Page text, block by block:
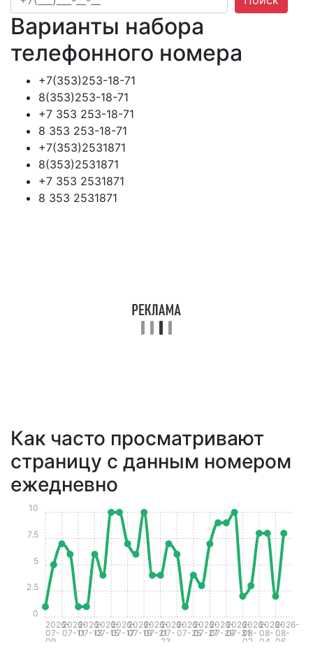
Варианты набора
телефонного номера
+7(353)253-18-71
8(353)253-18-71
+7 353 253-18-71
8 353 253-18-71
+7(353)2531871
8(353)2531871
+7 353 2531871
8 353 2531871
Как часто просматривают
страницу с данным номером
ежедневно
2026-
07-
09
2026-
07-11
2026-
07-13
2026-
07-15
2026-
07-17
2026-
07-19
2026-
07-21
2026-
07-
23
2026-
07-25
2026-
07-27
2026-
07-29
2026-
07-31
2026-
08-
02
2026-
08-
04
2026-
08-
06
0
2.5
5
7.5
10